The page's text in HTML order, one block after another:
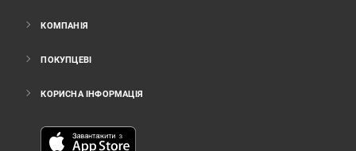
КОМПАНІЯ
ПОКУПЦЕВІ
КОРИСНА ІНФОРМАЦІЯ